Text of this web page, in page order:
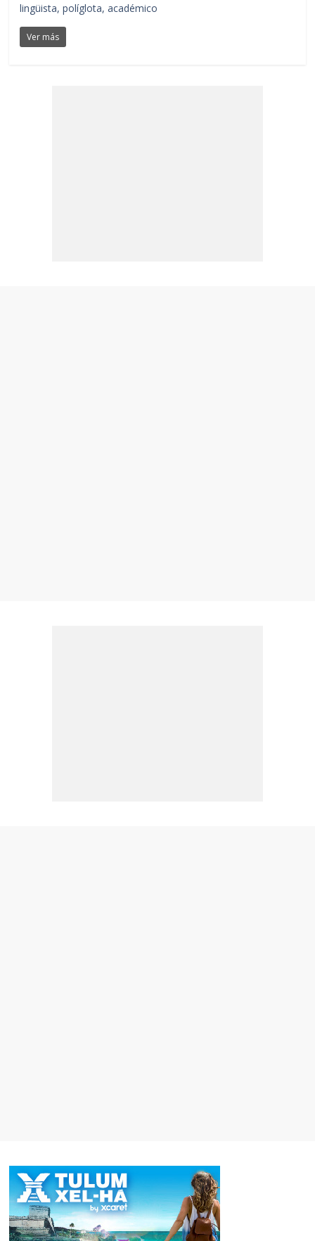
lingüista, políglota, académico
Ver más